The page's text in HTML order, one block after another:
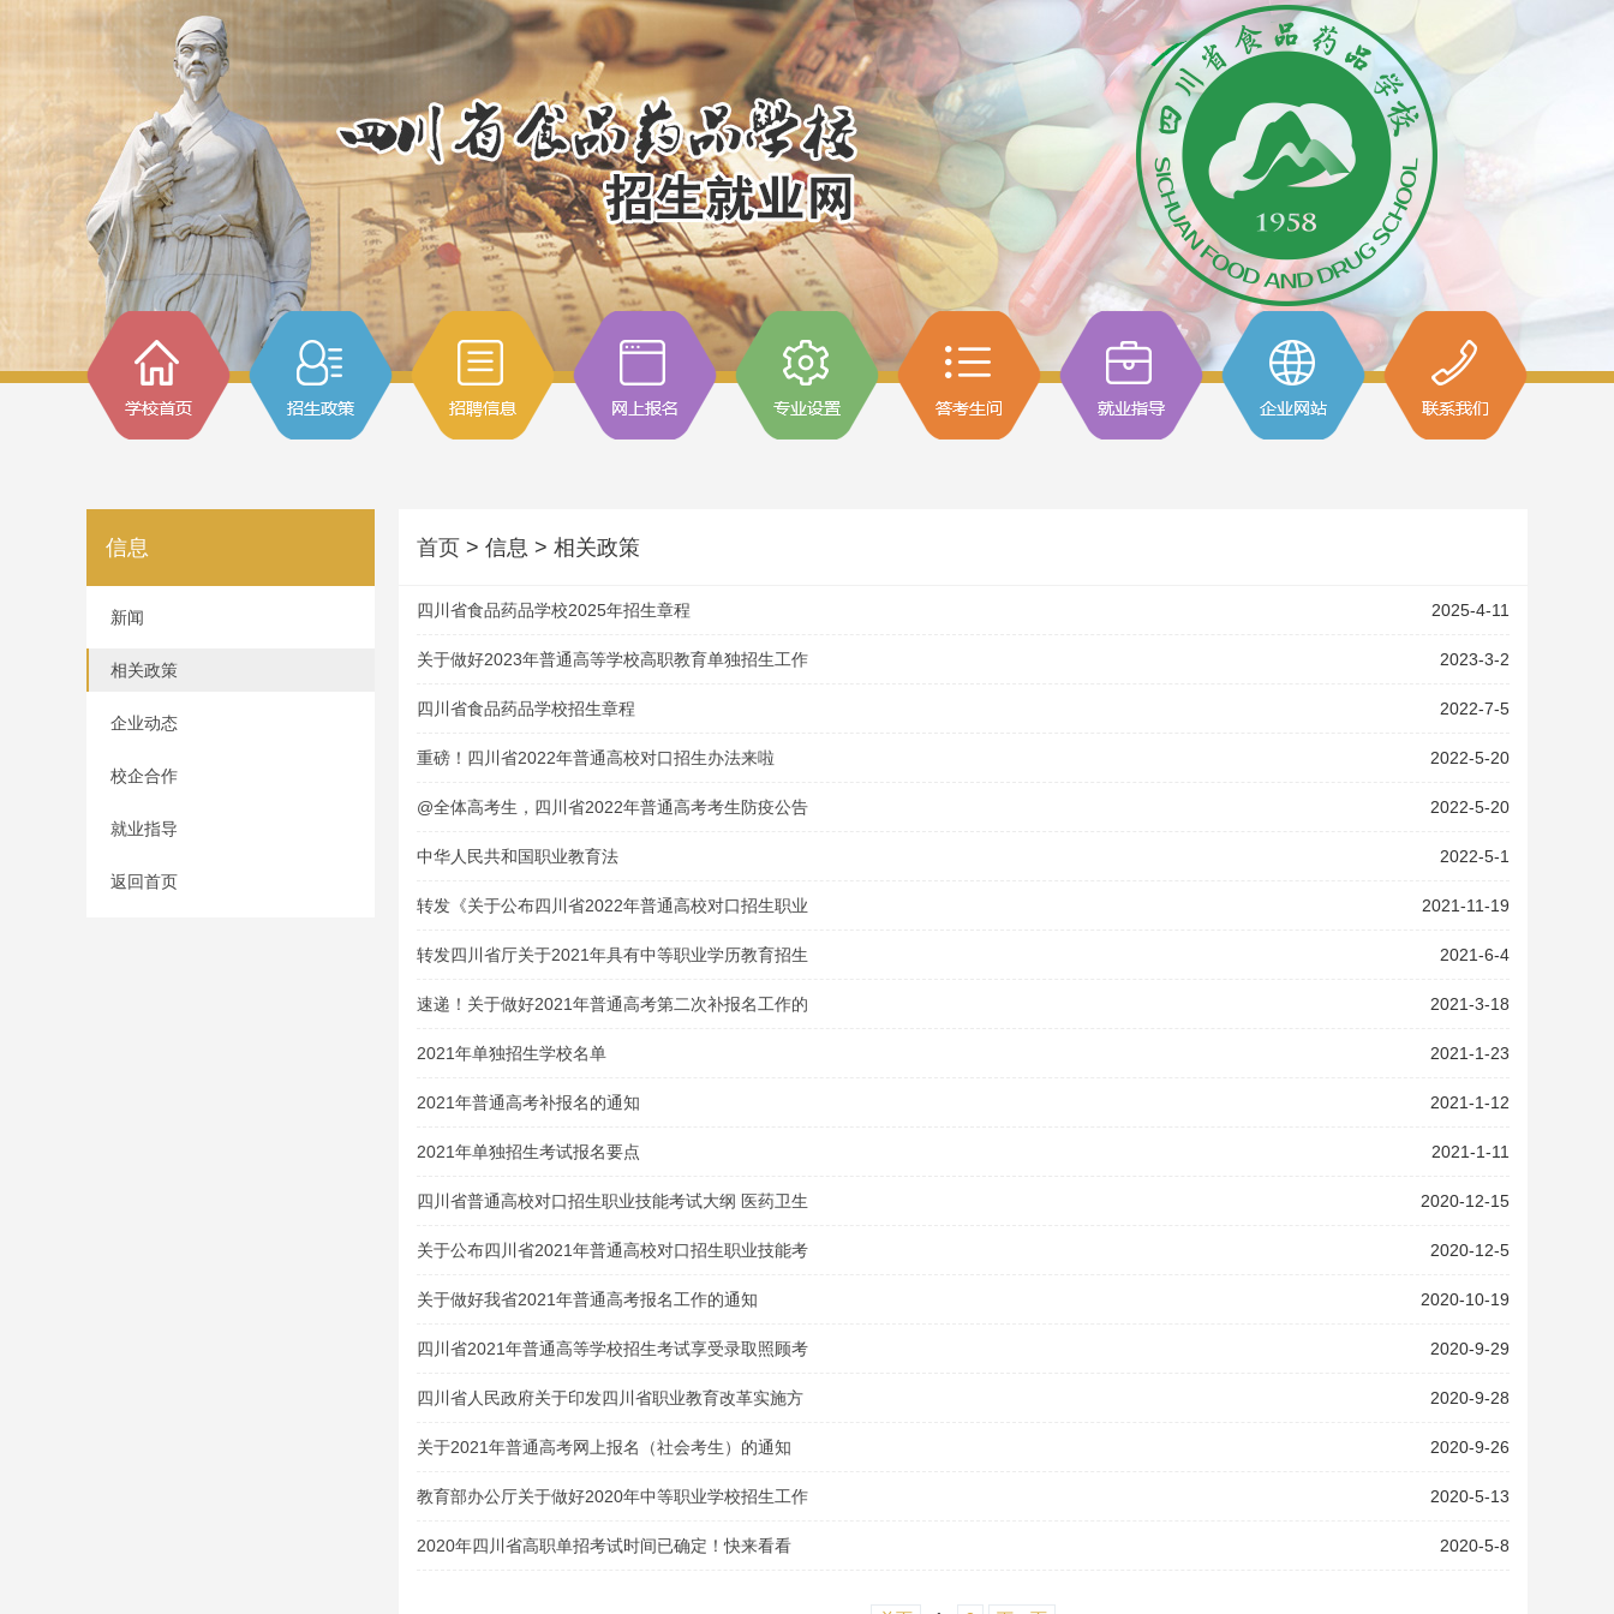
信息
新闻
相关政策
企业动态
校企合作
就业指导
返回首页
首页 > 信息 > 相关政策
四川省食品药品学校2025年招生章程 2025-4-11
关于做好2023年普通高等学校高职教育单独招生工作
的通知
2023-3-2
四川省食品药品学校招生章程 2022-7-5
重磅！四川省2022年普通高校对口招生办法来啦 2022-5-20
@全体高考生，四川省2022年普通高考考生防疫公告 2022-5-20
中华人民共和国职业教育法 2022-5-1
转发《关于公布四川省2022年普通高校对口招生职业
技能考试大纲的通知》
2021-11-19
转发四川省厅关于2021年具有中等职业学历教育招生
资格学校及专业的通告
2021-6-4
速递！关于做好2021年普通高考第二次补报名工作的
通知
2021-3-18
2021年单独招生学校名单 2021-1-23
2021年普通高考补报名的通知 2021-1-12
2021年单独招生考试报名要点 2021-1-11
四川省普通高校对口招生职业技能考试大纲 医药卫生
类（2020 年版）
2020-12-15
关于公布四川省2021年普通高校对口招生职业技能考
试大纲的通知
2020-12-5
关于做好我省2021年普通高考报名工作的通知 2020-10-19
四川省2021年普通高等学校招生考试享受录取照顾考
生及特殊类型招生考生的申报与公示办法
2020-9-29
四川省人民政府关于印发四川省职业教育改革实施方
案的通知
2020-9-28
关于2021年普通高考网上报名（社会考生）的通知 2020-9-26
教育部办公厅关于做好2020年中等职业学校招生工作
的通知
2020-5-13
2020年四川省高职单招考试时间已确定！快来看看 2020-5-8